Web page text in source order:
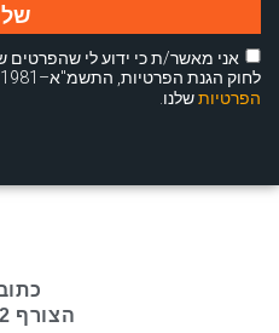
אני מאשר/ת כי ידוע לי שהפרטים
לחוק הגנת הפרטיות, התשמ"א–1981 (כולל תיקון 13), ובהתאם ל
הפרטיותשלנו.
הצורף 2, חולון